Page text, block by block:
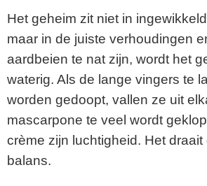
Het geheim zit niet in
maar in de juiste verhoudingen
aardbeien te nat zijn, wordt het
waterig. Als de lange vingers te
worden gedoopt, vallen ze uit
mascarpone te veel wordt
crème zijn luchtigheid. Het
balans.